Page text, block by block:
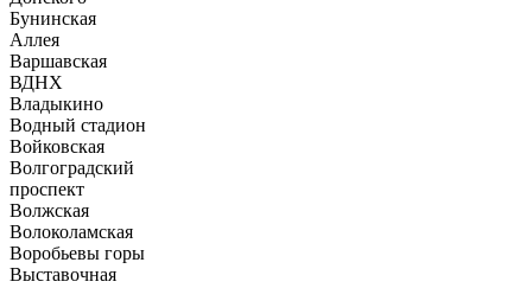
Бунинская
Аллея
Варшавская
ВДНХ
Владыкино
Водный стадион
Войковская
Волгоградский
проспект
Волжская
Волоколамская
Воробьевы горы
Выставочная